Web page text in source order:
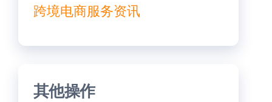
跨境电商服务资讯
其他操作